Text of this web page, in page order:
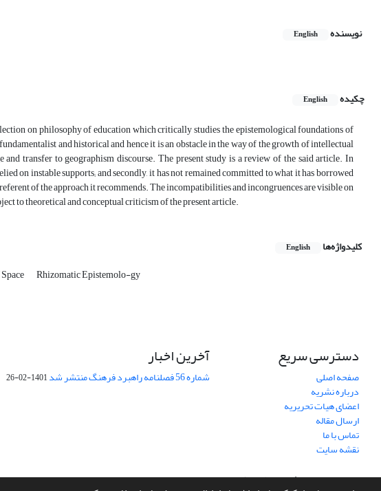
نویسنده English
چکیده
English
on philosophy of education which critically studies the epistemological foundations of
and historical and hence it is an obstacle in the way of the growth of intellectual
transfer to geographism discourse. The present study is a review of the said article. In
on instable supports; and secondly, it has not remained committed to what it has borrowed
of the approach it recommends. The incompatibilities and incongruences are visible on
to theoretical and conceptual criticism of the present article.
کلیدواژه‌ها English
Rhizomatic Epistemolo-gy
دسترسی سریع
صفحه اصلی
درباره نشریه
اعضای هیات تحریریه
ارسال مقاله
تماس با ما
نقشه سایت
آخرین اخبار
شماره 56 فصلنامه راهبرد فرهنگ منتشر شد 1401-02-26
سامانه مدیریت نشریات علمی.طراحی و پیاده سازی ازسیناوب